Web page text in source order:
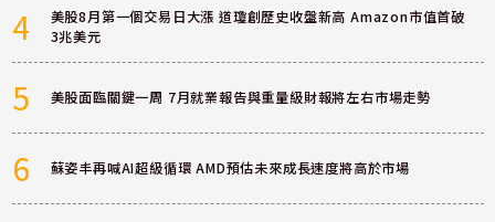
4
美股8月第一個交易日大漲 道瓊創歷史收盤新高 Amazon市值首破
3兆美元
5 美股面臨關鍵一周 7月就業報告與重量級財報將左右市場走勢
6 蘇姿丰再喊AI超級循環 AMD預估未來成長速度將高於市場